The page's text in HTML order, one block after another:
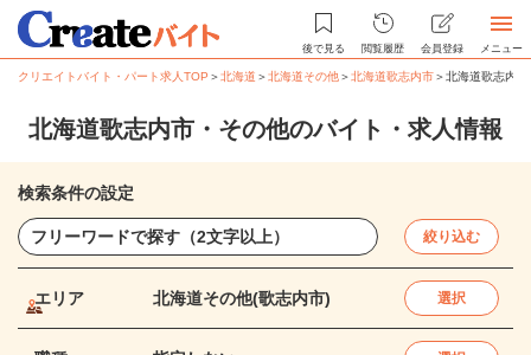
後で見る 閲覧履歴 会員登録 メニュー
クリエイトバイト・パート求人TOP ＞北海道 ＞北海道その他＞北海道歌志内市＞北海道歌志内
北海道歌志内市・その他のバイト・求人情報
検索条件の設定
絞り込む
エリア 北海道その他(歌志内市) 選択